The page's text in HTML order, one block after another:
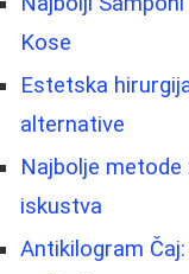
Kose
Estetska
alternative
Najbolje metode
iskustva
Antikilogram